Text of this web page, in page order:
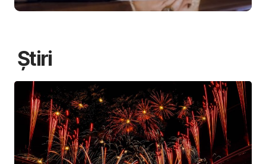
Știri